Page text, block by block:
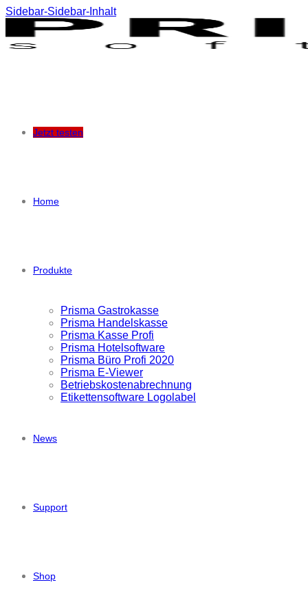
Sidebar-Sidebar-Inhalt
Jetzt testen
Home
Produkte
Prisma Gastrokasse
Prisma Handelskasse
Prisma Kasse Profi
Prisma Hotelsoftware
Prisma Büro Profi 2020
Prisma E-Viewer
Betriebskostenabrechnung
Etikettensoftware Logolabel
News
Support
Shop